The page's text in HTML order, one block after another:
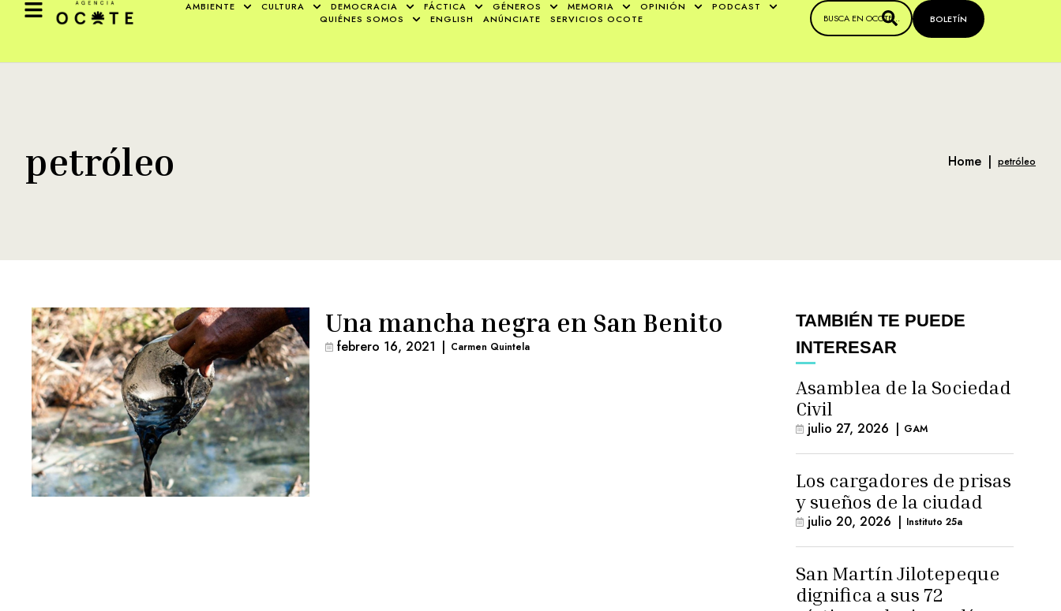
AMBIENTE CULTURA DEMOCRACIA FÁCTICA GÉNEROS MEMORIA OPINIÓN
PODCAST
QUIÉNES SOMOS
ENGLISH ANÚNCIATE SERVICIOS OCOTE BOLETÍN
petróleo Home | petróleo
Una mancha negra en San Benito
febrero 16, 2021 | Carmen Quintela
TAMBIÉN TE PUEDE
INTERESAR
Asamblea de la Sociedad
Civil
julio 27, 2026 | GAM
Los cargadores de prisas
y sueños de la ciudad
julio 20, 2026 | Instituto 25a
San Martín Jilotepeque
dignifica a sus 72